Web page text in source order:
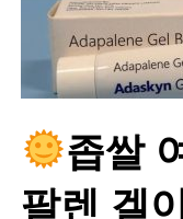
좁쌀
팔렌 겔